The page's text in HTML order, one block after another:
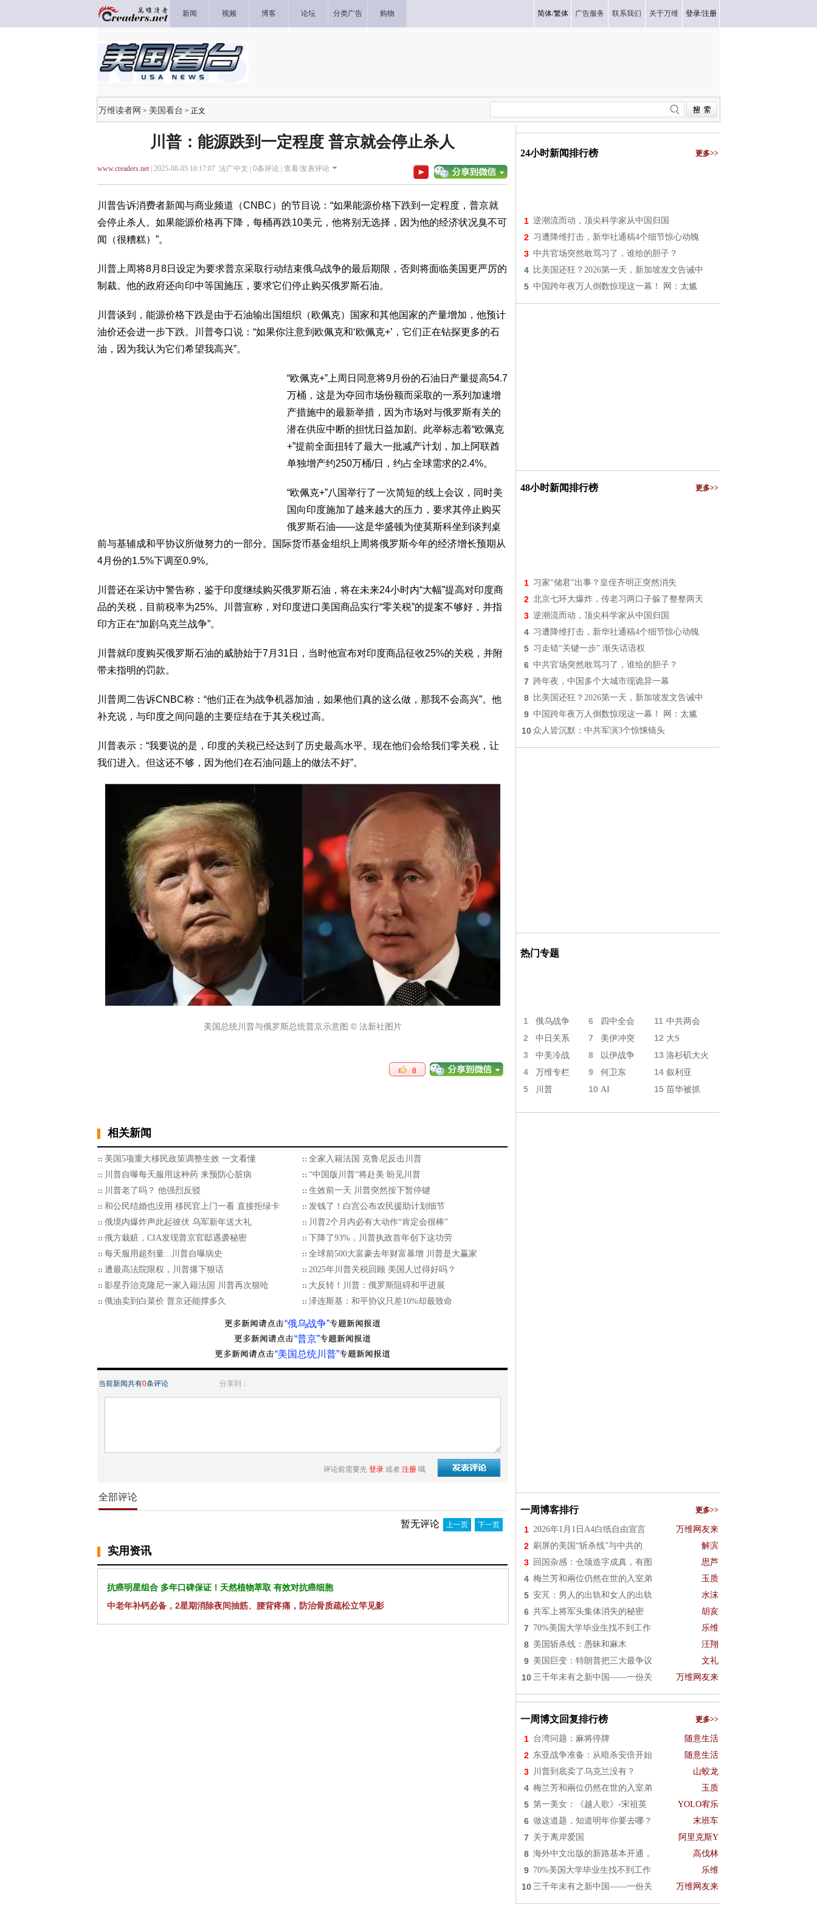
新闻 视频 博客 论坛 分类广告 购物 简体/繁体 广告服务 联系我们 关于万维 登录/注册
万维读者网 > 美国看台 > 正文
川普：能源跌到一定程度 普京就会停止杀人
www.creaders.net| 2025-08-05 10:17:07 法广中文 | 0条评论 | 查看/发表评论
川普告诉消费者新闻与商业频道（CNBC）的节目说：“如果能源价格下跌到一定程度，普京就
会停止杀人。如果能源价格再下降，每桶再跌10美元，他将别无选择，因为他的经济状况臭不可
闻（很糟糕）”。
川普上周将8月8日设定为要求普京采取行动结束俄乌战争的最后期限，否则将面临美国更严厉的
制裁。他的政府还向印中等国施压，要求它们停止购买俄罗斯石油。
川普谈到，能源价格下跌是由于石油输出国组织（欧佩克）国家和其他国家的产量增加，他预计
油价还会进一步下跌。川普夸口说：“如果你注意到欧佩克和‘欧佩克+’，它们正在钻探更多的石
油，因为我认为它们希望我高兴”。
“欧佩克+”上周日同意将9月份的石油日产量提高54.7
万桶，这是为夺回市场份额而采取的一系列加速增
产措施中的最新举措，因为市场对与俄罗斯有关的
潜在供应中断的担忧日益加剧。此举标志着“欧佩克
+”提前全面扭转了最大一批减产计划，加上阿联酋
单独增产约250万桶/日，约占全球需求的2.4%。
“欧佩克+”八国举行了一次简短的线上会议，同时美
国向印度施加了越来越大的压力，要求其停止购买
俄罗斯石油——这是华盛顿为使莫斯科坐到谈判桌
前与基辅成和平协议所做努力的一部分。国际货币基金组织上周将俄罗斯今年的经济增长预期从
4月份的1.5%下调至0.9%。
川普还在采访中警告称，鉴于印度继续购买俄罗斯石油，将在未来24小时内“大幅”提高对印度商
品的关税，目前税率为25%。川普宣称，对印度进口美国商品实行“零关税”的提案不够好，并指
印方正在“加剧乌克兰战争”。
川普就印度购买俄罗斯石油的威胁始于7月31日，当时他宣布对印度商品征收25%的关税，并附
带未指明的罚款。
川普周二告诉CNBC称：“他们正在为战争机器加油，如果他们真的这么做，那我不会高兴”。他
补充说，与印度之间问题的主要症结在于其关税过高。
川普表示：“我要说的是，印度的关税已经达到了历史最高水平。现在他们会给我们零关税，让
我们进入。但这还不够，因为他们在石油问题上的做法不好”。
美国总统川普与俄罗斯总统普京示意图 © 法新社图片
8
相关新闻
美国5项重大移民政策调整生效 一文看懂
全家入籍法国 克鲁尼反击川普
川普自曝每天服用这种药 来预防心脏病
“中国版川普”将赴美 盼见川普
川普老了吗？ 他强烈反驳
生效前一天 川普突然按下暂停键
和公民结婚也没用 移民官上门一看 直接拒绿卡
发钱了！白宫公布农民援助计划细节
俄境内爆炸声此起彼伏 乌军新年送大礼
川普2个月内必有大动作“肯定会很棒”
俄方栽赃，CIA发现普京官邸遇袭秘密
下降了93%，川普执政首年创下这功劳
每天服用超剂量...川普自曝病史
全球前500大富豪去年财富暴增 川普是大赢家
遭最高法院限权，川普撂下狠话
2025年川普关税回顾 美国人过得好吗？
影星乔治克隆尼一家入籍法国 川普再次狠呛
大反转！川普：俄罗斯阻碍和平进展
俄油卖到白菜价 普京还能撑多久
泽连斯基：和平协议只差10%却最致命
“俄乌战争”
“普京”
“美国总统川普”
当前新闻共有0条评论 分享到：
评论前需要先 登录 或者 注册 哦
全部评论
暂无评论 上一页 下一页
实用资讯
抗癌明星组合 多年口碑保证！天然植物萃取 有效对抗癌细胞
中老年补钙必备，2星期消除夜间抽筋、腰背疼痛，防治骨质疏松立竿见影
24小时新闻排行榜 更多>>
1 逆潮流而动，顶尖科学家从中国归国
2 习遭降维打击，新华社通稿4个细节惊心动魄
3 中共官场突然敢骂习了，谁给的胆子？
4 比美国还狂？2026第一天，新加坡发文告诫中
5 中国跨年夜万人倒数惊现这一幕！ 网：太尴
48小时新闻排行榜 更多>>
1 习家“储君”出事？皇侄齐明正突然消失
2 北京七环大爆炸，传老习两口子躲了整整两天
3 逆潮流而动，顶尖科学家从中国归国
4 习遭降维打击，新华社通稿4个细节惊心动魄
5 习走错“关键一步” 渐失话语权
6 中共官场突然敢骂习了，谁给的胆子？
7 跨年夜，中国多个大城市现诡异一幕
8 比美国还狂？2026第一天，新加坡发文告诫中
9 中国跨年夜万人倒数惊现这一幕！ 网：太尴
10 众人皆沉默：中共军演3个惊悚镜头
热门专题
1 俄乌战争 6 四中全会 11 中共两会
2 中日关系 7 美伊冲突 12 大S
3 中美冷战 8 以伊战争 13 洛杉矶大火
4 万维专栏 9 何卫东 14 叙利亚
5 川普 10 AI 15 苗华被抓
一周博客排行 更多>>
1 2026年1月1日A4白纸自由宣言 万维网友来
2 刷屏的美国“斩杀线”与中共的 解滨
3 回国杂感：仓颉造字成真，有图 思芦
4 梅兰芳和兩位仍然在世的入室弟 玉质
5 安芃：男人的出轨和女人的出轨 水沫
6 共军上将军头集体消失的秘密 胡亥
7 70%美国大学毕业生找不到工作 乐维
8 美国斩杀线：愚昧和麻木 汪翔
9 美国巨变：特朗普把三大最争议 文礼
10 三千年未有之新中国——一份关 万维网友来
一周博文回复排行榜 更多>>
1 台湾问题：麻将停牌 随意生活
2 东亚战争准备：从暗杀安倍开始 随意生活
3 川普到底卖了乌克兰没有？ 山蛟龙
4 梅兰芳和兩位仍然在世的入室弟 玉质
5 第一美女：《越人歌》-宋祖英 YOLO宥乐
6 做这道题，知道明年你要去哪？ 末班车
7 关于离岸爱国 阿里克斯Y
8 海外中文出版的新路基本开通， 高伐林
9 70%美国大学毕业生找不到工作 乐维
10 三千年未有之新中国——一份关 万维网友来